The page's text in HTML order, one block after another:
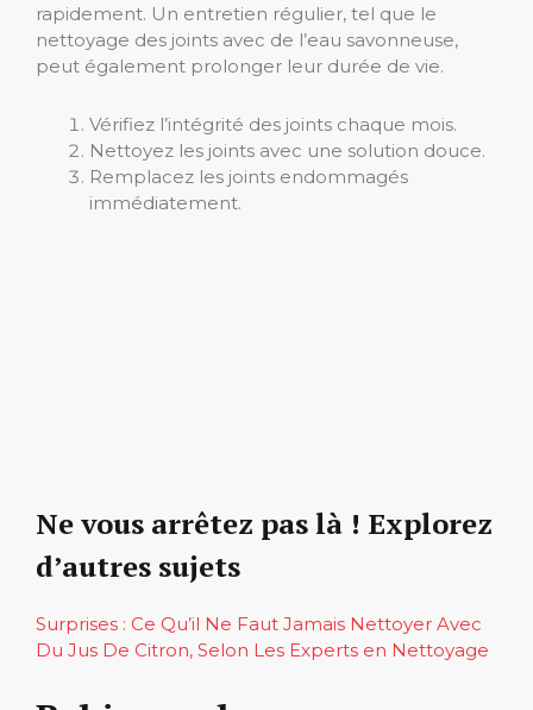
rapidement. Un entretien régulier, tel que le
nettoyage des joints avec de l’eau savonneuse,
peut également prolonger leur durée de vie.
Vérifiez l’intégrité des joints chaque mois.
Nettoyez les joints avec une solution douce.
Remplacez les joints endommagés
immédiatement.
Ne vous arrêtez pas là ! Explorez
d’autres sujets
Surprises : Ce Qu’il Ne Faut Jamais Nettoyer Avec
Du Jus De Citron, Selon Les Experts en Nettoyage